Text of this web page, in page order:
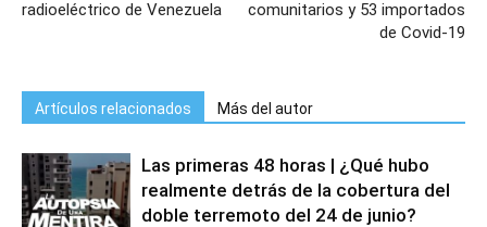
radioeléctrico de Venezuela
comunitarios y 53 importados
de Covid-19
Artículos relacionados Más del autor
Las primeras 48 horas | ¿Qué hubo
realmente detrás de la cobertura del
doble terremoto del 24 de junio?